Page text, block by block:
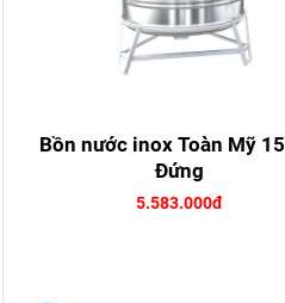
Bồn nước inox Toàn Mỹ
Đứng
5.583.000đ